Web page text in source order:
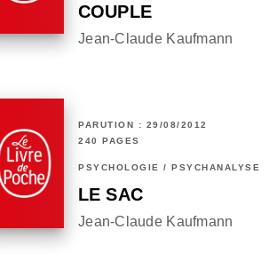
COUPLE
Jean-Claude Kaufmann
PARUTION : 29/08/2012
240 PAGES
PSYCHOLOGIE / PSYCHANALYSE
LE SAC
Jean-Claude Kaufmann